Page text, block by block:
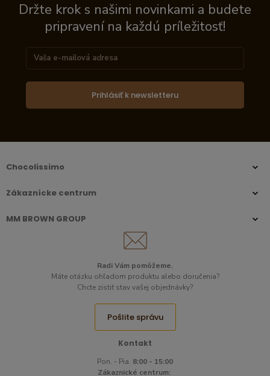
Držte krok s našimi novinkami a budete
pripravení na každú príležitosť!
Prihlásiť k newsletteru
Chocolissimo
Zákaznícke centrum
MM BROWN GROUP
Kontakt
Pon. - Pia. 8:00 - 15:00
Zákaznické centrum:
Radi Vám pomôžeme.​
Máte otázku ohľadom produktu alebo doručenia?
Chcte zistiť stav vašej objednávky?
Pošlite správu